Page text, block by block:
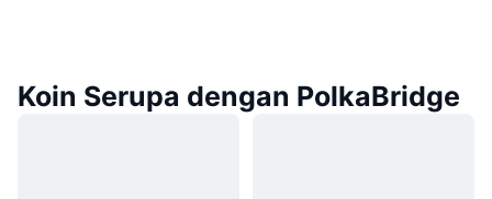
Koin Serupa dengan PolkaBridge